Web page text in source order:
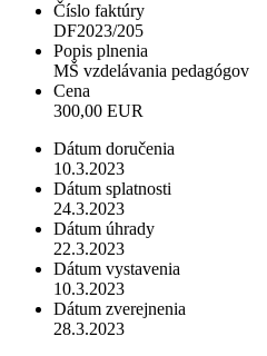
Číslo faktúry
DF2023/205
Popis plnenia
MŠ vzdelávania pedagógov
Cena
300,00 EUR
Dátum doručenia
10.3.2023
Dátum splatnosti
24.3.2023
Dátum úhrady
22.3.2023
Dátum vystavenia
10.3.2023
Dátum zverejnenia
28.3.2023